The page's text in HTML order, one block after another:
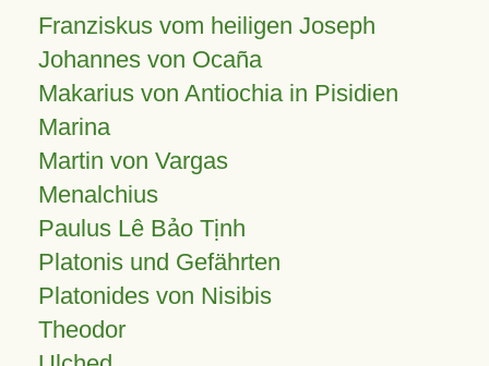
Franziskus vom heiligen Joseph
Johannes von Ocaña
Makarius von Antiochia in Pisidien
Marina
Martin von Vargas
Menalchius
Paulus Lê Bảo Tịnh
Platonis und Gefährten
Platonides von Nisibis
Theodor